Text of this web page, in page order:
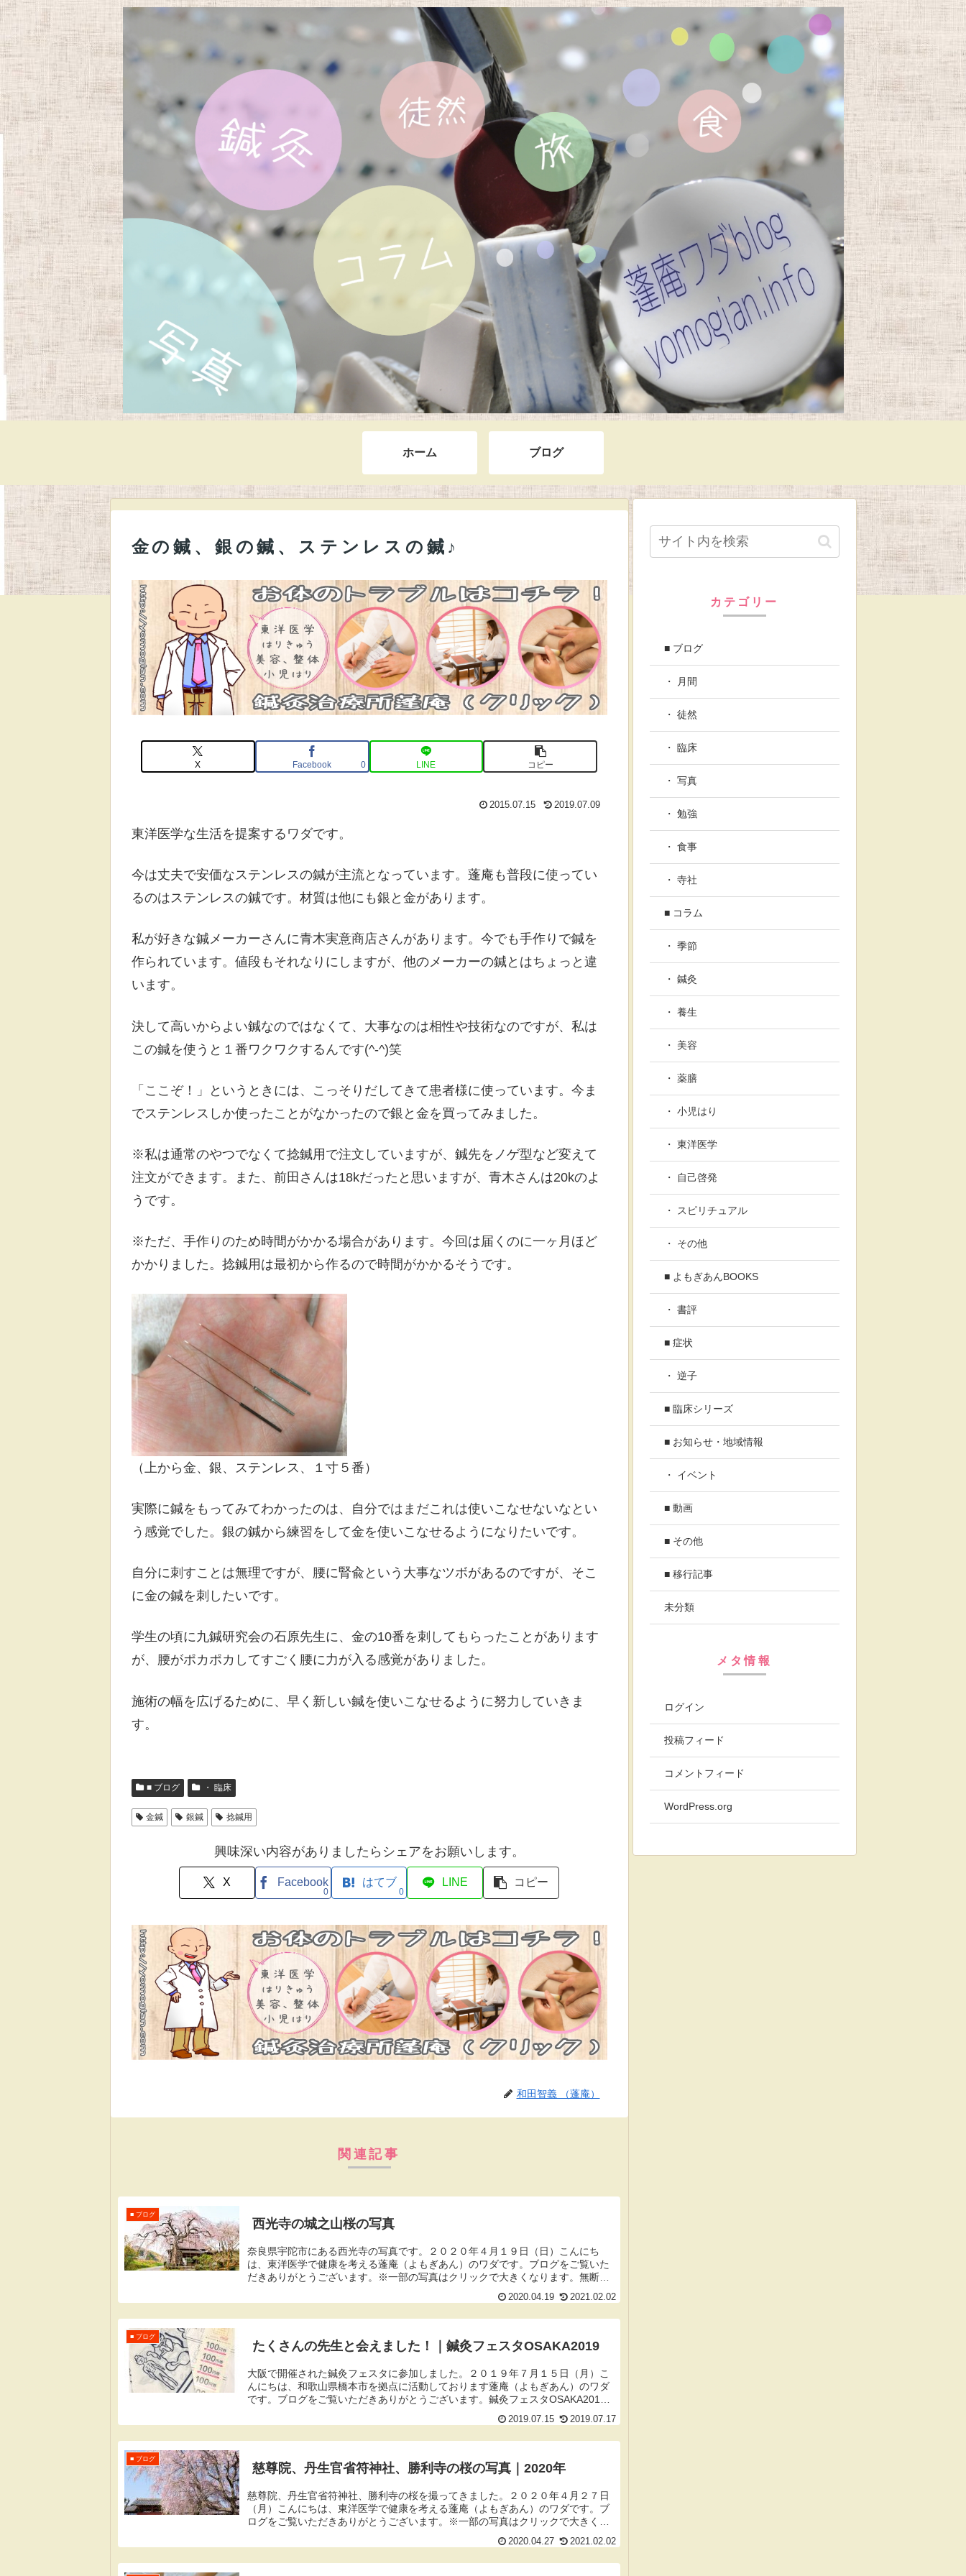
ホーム ブログ
金の鍼、銀の鍼、ステンレスの鍼♪
X Facebook 0 LINE コピー
2015.07.15 2019.07.09
東洋医学な生活を提案するワダです。
今は丈夫で安価なステンレスの鍼が主流となっています。蓬庵も普段に使ってい
るのはステンレスの鍼です。材質は他にも銀と金があります。
私が好きな鍼メーカーさんに青木実意商店さんがあります。今でも手作りで鍼を
作られています。値段もそれなりにしますが、他のメーカーの鍼とはちょっと違
います。
決して高いからよい鍼なのではなくて、大事なのは相性や技術なのですが、私は
この鍼を使うと１番ワクワクするんです(^-^)笑
「ここぞ！」というときには、こっそりだしてきて患者様に使っています。今ま
でステンレスしか使ったことがなかったので銀と金を買ってみました。
※私は通常のやつでなくて捻鍼用で注文していますが、鍼先をノゲ型など変えて
注文ができます。また、前田さんは18kだったと思いますが、青木さんは20kのよ
うです。
※ただ、手作りのため時間がかかる場合があります。今回は届くのに一ヶ月ほど
かかりました。捻鍼用は最初から作るので時間がかかるそうです。
（上から金、銀、ステンレス、１寸５番）
実際に鍼をもってみてわかったのは、自分ではまだこれは使いこなせないなとい
う感覚でした。銀の鍼から練習をして金を使いこなせるようになりたいです。
自分に刺すことは無理ですが、腰に腎兪という大事なツボがあるのですが、そこ
に金の鍼を刺したいです。
学生の頃に九鍼研究会の石原先生に、金の10番を刺してもらったことがあります
が、腰がポカポカしてすごく腰に力が入る感覚がありました。
施術の幅を広げるために、早く新しい鍼を使いこなせるように努力していきま
す。
■ ブログ ・ 臨床
金鍼 銀鍼 捻鍼用
興味深い内容がありましたらシェアをお願いします。
X Facebook
0
はてブ
0
LINE コピー
和田智義 （蓬庵）
関連記事
■ ブログ
西光寺の城之山桜の写真
奈良県宇陀市にある西光寺の写真です。２０２０年４月１９日（日）こんにち
は、東洋医学で健康を考える蓬庵（よもぎあん）のワダです。ブログをご覧いた
だきありがとうございます。※一部の写真はクリックで大きくなります。無断使
2020.04.19 2021.02.02
■ ブログ
たくさんの先生と会えました！｜鍼灸フェスタOSAKA2019
大阪で開催された鍼灸フェスタに参加しました。２０１９年７月１５日（月）こ
んにちは、和歌山県橋本市を拠点に活動しております蓬庵（よもぎあん）のワダ
です。ブログをご覧いただきありがとうございます。鍼灸フェスタOSAKA2019
2019.07.15 2019.07.17
■ ブログ
慈尊院、丹生官省符神社、勝利寺の桜の写真｜2020年
慈尊院、丹生官省符神社、勝利寺の桜を撮ってきました。２０２０年４月２７日
（月）こんにちは、東洋医学で健康を考える蓬庵（よもぎあん）のワダです。ブ
ログをご覧いただきありがとうございます。※一部の写真はクリックで大きくな
2020.04.27 2021.02.02
カテゴリー
■ ブログ
・ 月間
・ 徒然
・ 臨床
・ 写真
・ 勉強
・ 食事
・ 寺社
■ コラム
・ 季節
・ 鍼灸
・ 養生
・ 美容
・ 薬膳
・ 小児はり
・ 東洋医学
・ 自己啓発
・ スピリチュアル
・ その他
■ よもぎあんBOOKS
・ 書評
■ 症状
・ 逆子
■ 臨床シリーズ
■ お知らせ・地域情報
・ イベント
■ 動画
■ その他
■ 移行記事
未分類
メタ情報
ログイン
投稿フィード
コメントフィード
WordPress.org